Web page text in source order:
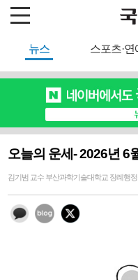
뉴스 스포츠·연
오늘의 운세- 2026년 6
김기범 교수 부산과학기술대학교 장례행정